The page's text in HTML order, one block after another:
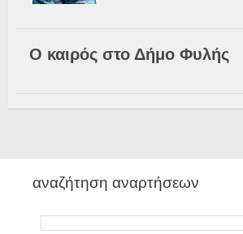
Ο καιρός στο Δήμο Φυλής
αναζήτηση αναρτήσεων